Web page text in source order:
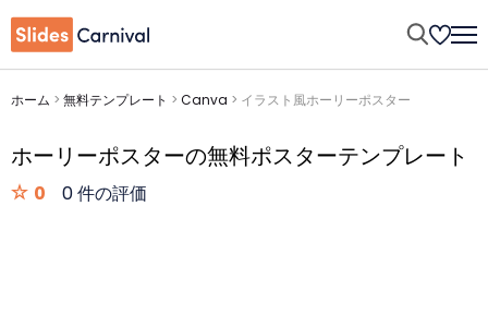
ホーム > 無料テンプレート > Canva > イラスト風ホーリーポスター
ホーリーポスターの無料ポスターテンプレート
0 0 件の評価